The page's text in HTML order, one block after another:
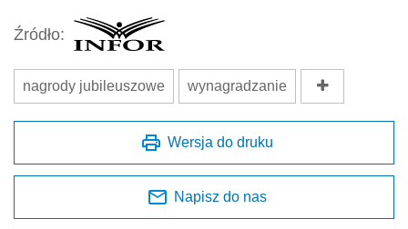
Źródło:
nagrody jubileuszowe wynagradzanie
Wersja do druku
Napisz do nas